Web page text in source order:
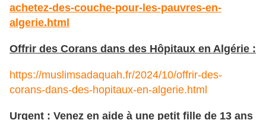
achetez-des-couche-pour-les-pauvres-en-
algerie.html
Offrir des Corans dans des Hôpitaux en Algérie :
https://muslimsadaquah.fr/2024/10/offrir-des-
corans-dans-des-hopitaux-en-algerie.html
Urgent : Venez en aide à une petit fille de 13 ans